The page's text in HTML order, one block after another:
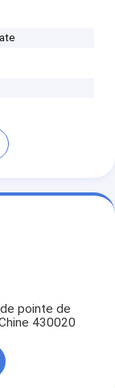
pointe de
430020